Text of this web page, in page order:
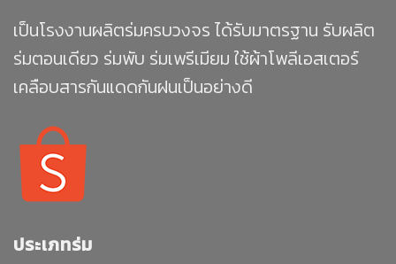
เป็นโรงงานผลิตร่มครบวงจร ได้รับมาตรฐาน รับผลิต
ร่มตอนเดียว ร่มพับ ร่มเพรีเมียม ใช้ผ้าโพลีเอสเตอร์
เคลือบสารกันแดดกันฝนเป็นอย่างดี
ประเภทร่ม